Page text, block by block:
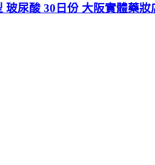
玻尿酸 30日份 大阪實體藥妝